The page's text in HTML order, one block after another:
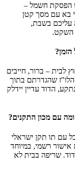
הפסקת חשמל –
בא עם מסך קטן
עליכם בשבת,
השקט.
לבית – ברור, חייבים
שהגדרתם בתוך
הדוד עדיין יידלק
עם מכון התקנים?
עם תו תקן ישראלי
רשמי, במיוחד
שריפה בבית לא